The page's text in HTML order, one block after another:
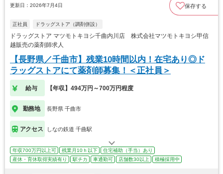
更新日：2026年7月4日 保存する
正社員 ドラッグストア（調剤併設）
ドラッグストア マツモトキヨシ千曲内川店 株式会社マツモトキヨシ甲信
越販売の薬剤師求人
【長野県／千曲市】残業10時間以内！在宅あり◎ド
ラッグストアにて薬剤師募集！＜正社員＞
給与 【年収】494万円～700万円程度
勤務地 長野県 千曲市
アクセス しなの鉄道 千曲駅
年収700万円以上可 残業月10ｈ以下
住宅補助（手当）あり
産休・育休取得実績有り
駅チカ 車通勤可 店舗数30以上 積極採用中